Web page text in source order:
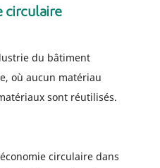
circulaire
du bâtiment
où aucun matériau
sont réutilisés.
circulaire dans